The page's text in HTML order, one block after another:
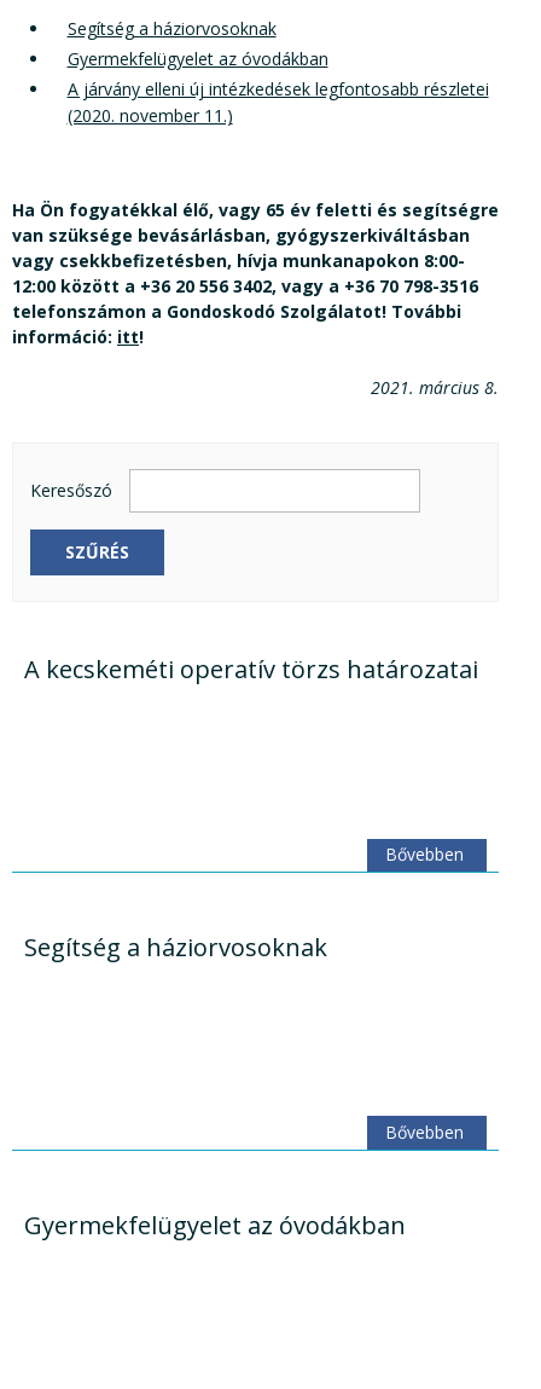
Segítség a háziorvosoknak
Gyermekfelügyelet az óvodákban
A járvány elleni új intézkedések legfontosabb részletei
(2020. november 11.)
Ha Ön fogyatékkal élő, vagy 65 év feletti és segítségre
van szüksége bevásárlásban, gyógyszerkiváltásban
vagy csekkbefizetésben, hívja munkanapokon 8:00-
12:00 között a +36 20 556 3402, vagy a +36 70 798-3516
telefonszámon a Gondoskodó Szolgálatot! További
információ: itt!
2021. március 8.
Keresőszó
SZŰRÉS
A kecskeméti operatív törzs határozatai
Bővebben
Segítség a háziorvosoknak
Bővebben
Gyermekfelügyelet az óvodákban